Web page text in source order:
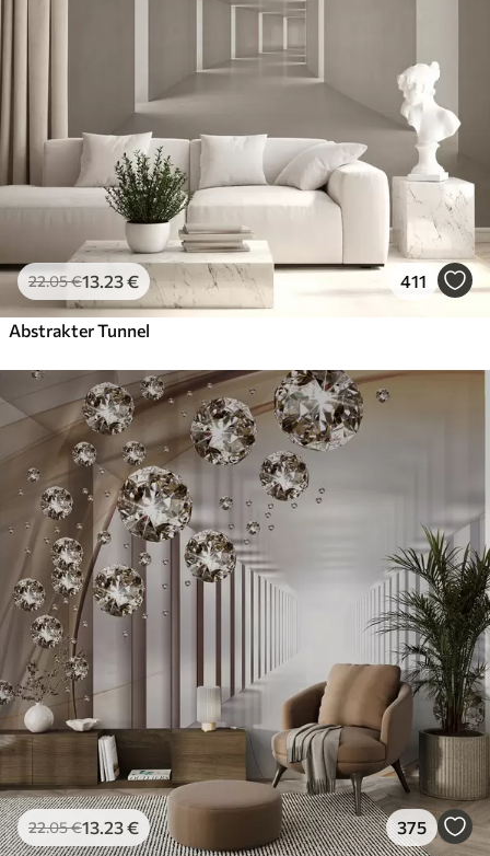
22.05€13 .23€ 411
Abstrakter Tunnel
22.05€13 .23€ 375